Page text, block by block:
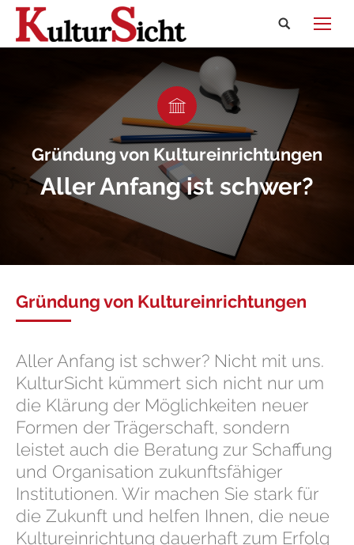
Search:
Gründung von Kultureinrichtungen
Aller Anfang ist schwer?
Gründung von Kultureinrichtungen
Aller Anfang ist schwer? Nicht mit uns.
KulturSicht kümmert sich nicht nur um
die Klärung der Möglichkeiten neuer
Formen der Trägerschaft, sondern
leistet auch die Beratung zur Schaffung
und Organisation zukunftsfähiger
Institutionen. Wir machen Sie stark für
die Zukunft und helfen Ihnen, die neue
Kultureinrichtung dauerhaft zum Erfolg